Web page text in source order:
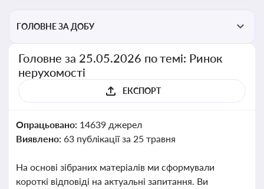
ГОЛОВНЕ ЗА ДОБУ
Головне за 25.05.2026 по темі: Ринок
нерухомості
ЕКСПОРТ
Опрацьовано: 14639 джерел
Виявлено: 63 публікації за 25 травня
На основі зібраних матеріалів ми сформували
короткі відповіді на актуальні запитання. Ви